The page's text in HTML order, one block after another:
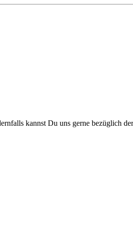
kannst Du uns gerne bezüglich